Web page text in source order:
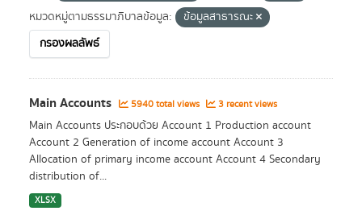
หมวดหมู่ตามธรรมาภิบาลข้อมูล:
ข้อมูลสาธารณะ
กรองผลลัพธ์
Main Accounts 5940 total views 3 recent views
Main Accounts ประกอบด้วย Account 1 Production account
Account 2 Generation of income account Account 3
Allocation of primary income account Account 4 Secondary
distribution of...
XLSX